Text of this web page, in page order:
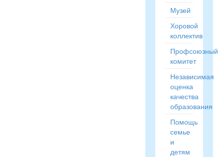
Музей
Хоровой
коллектив
Профсоюзный
комитет
Независимая
оценка
качества
образования
Помощь
семье
и
детям